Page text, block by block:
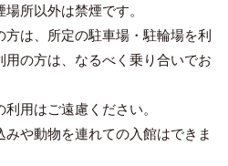
所以外は禁煙です。
は、所定の駐車場・駐輪場を利
用の方は、なるべく乗り合いでお
用はご遠慮ください。
や動物を連れての入館はできま